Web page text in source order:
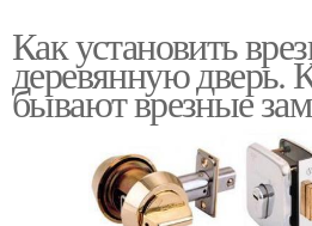
Как установить
деревянную дверь.
бывают врезные